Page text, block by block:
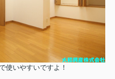
使いやすいですよ！